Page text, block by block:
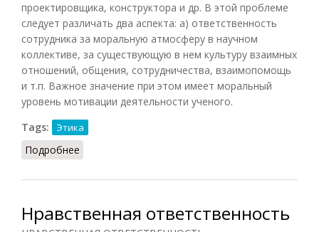
проектировщика, конструктора и др. В этой проблеме
следует различать два аспекта: а) ответственность
сотрудника за моральную атмосферу в научном
коллективе, за существующую в нем культуру взаимных
отношений, общения, сотрудничества, взаимопомощь
и т.п. Важное значение при этом имеет моральный
уровень мотивации деятельности ученого.
Tags:
Этика
Подробнее
Нравственная ответственность